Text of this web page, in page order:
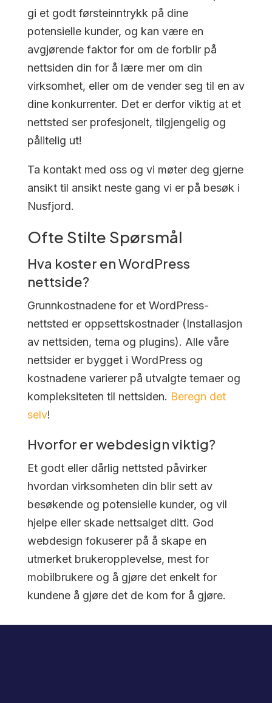
gi et godt førsteinntrykk på dine
potensielle kunder, og kan være en
avgjørende faktor for om de forblir på
nettsiden din for å lære mer om din
virksomhet, eller om de vender seg til en av
dine konkurrenter. Det er derfor viktig at et
nettsted ser profesjonelt, tilgjengelig og
pålitelig ut!
Ta kontakt med oss og vi møter deg gjerne
ansikt til ansikt neste gang vi er på besøk i
Nusfjord.
Ofte Stilte Spørsmål
Hva koster en WordPress
nettside?
Grunnkostnadene for et WordPress-
nettsted er oppsettskostnader (Installasjon
av nettsiden, tema og plugins). Alle våre
nettsider er bygget i WordPress og
kostnadene varierer på utvalgte temaer og
kompleksiteten til nettsiden. Beregn det
selv!
Hvorfor er webdesign viktig?
Et godt eller dårlig nettsted påvirker
hvordan virksomheten din blir sett av
besøkende og potensielle kunder, og vil
hjelpe eller skade nettsalget ditt. God
webdesign fokuserer på å skape en
utmerket brukeropplevelse, mest for
mobilbrukere og å gjøre det enkelt for
kundene å gjøre det de kom for å gjøre.